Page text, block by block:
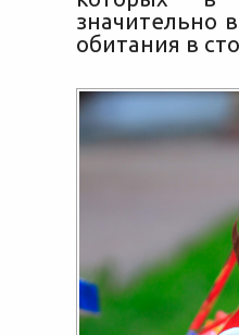
значительно
обитания в